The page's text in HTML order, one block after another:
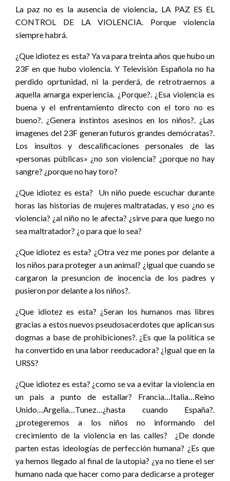
La paz no es la ausencia de violencia,. LA PAZ ES EL
CONTROL DE LA VIOLENCIA. Porque violencia
siempre habrá.
¿Que idiotez es esta? Ya va para treinta años que hubo un
23F en que hubo violencia. Y Televisión Española no ha
perdido oprtunidad, ni la perderá, de retrotraernos a
aquella amarga experiencia. ¿Porque?. ¿Esa violencia es
buena y el enfrentamiento directo con el toro no es
bueno?. ¿Genera instintos asesinos en los niños?. ¿Las
imagenes del 23F generan futuros grandes demócratas?.
Los insultos y descalificaciones personales de las
«personas públicas» ¿no son violencia? ¿porque no hay
sangre? ¿porque no hay toro?
¿Que idiotez es esta? Un niño puede escuchar durante
horas las historias de mujeres maltratadas, y eso ¿no es
violencia? ¿al niño no le afecta? ¿sirve para que luego no
sea maltratador? ¿o para que lo sea?
¿Que idiotez es esta? ¿Otra vez me pones por delante a
los niños para proteger a un animal? ¿igual que cuando se
cargaron la presuncion de inocencia de los padres y
pusieron por delante a los niños?.
¿Que idiotez es esta? ¿Seran los humanos mas libres
gracias a estos nuevos pseudosacerdotes que aplican sus
dogmas a base de prohibiciones?. ¿Es que la política se
ha convertido en una labor reeducadora? ¿Igual que en la
URSS?
¿Que idiotez es esta? ¿como se va a evitar la violencia en
un pais a punto de estallar? Francia…Italia…Reino
Unido…Argelia…Tunez…¿hasta cuando España?.
¿protegeremos a los niños no informando del
crecimiento de la violencia en las calles? ¿De donde
parten estas ideologías de perfección humana? ¿Es que
ya hemos llegado al final de la utopia? ¿ya no tiene el ser
humano nada que hacer como para dedicarse a proteger